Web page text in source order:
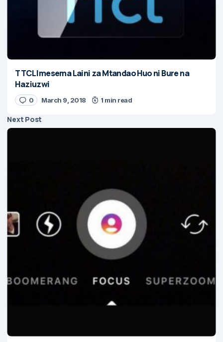
TTCL Imesema Laini za Mtandao Huo ni Bure na
Haziuzwi
0 March 9, 2018 1 min read
Next Post